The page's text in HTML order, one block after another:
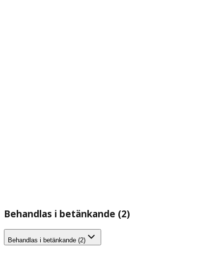
Behandlas i betänkande (2)
Behandlas i betänkande (2)